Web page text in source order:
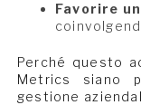
Favorire
Perché questo
Metrics siano
gestione